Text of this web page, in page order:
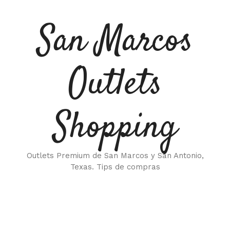
contenidoSan Marcos
Outlets
Shopping
Outlets Premium de San Marcos y San Antonio,
Texas. Tips de compras